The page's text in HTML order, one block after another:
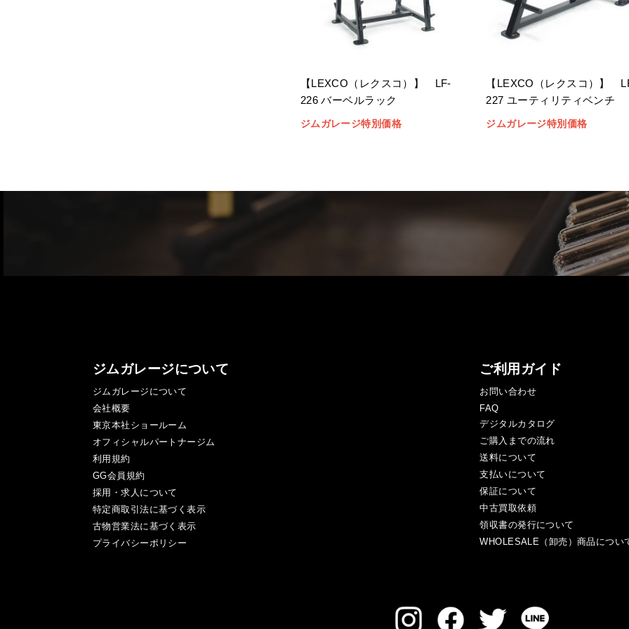
【LEXCO（レクスコ）】 LF-
226 バーベルラック
ジムガレージ特別価格
【LEXCO（レクスコ）】
227 ユーティリティベンチ
ジムガレージ特別価格
ジムガレージについて
ジムガレージについて
会社概要
東京本社ショールーム
オフィシャルパートナージム
利用規約
GG会員規約
採用・求人について
特定商取引法に基づく表示
古物営業法に基づく表示
プライバシーポリシー
ご利用ガイド
お問い合わせ
FAQ
デジタルカタログ
ご購入までの流れ
送料について
支払いについて
保証について
中古買取依頼
領収書の発行について
WHOLESALE（卸売）商品につい